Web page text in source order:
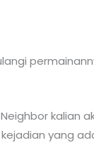
kalian
yang